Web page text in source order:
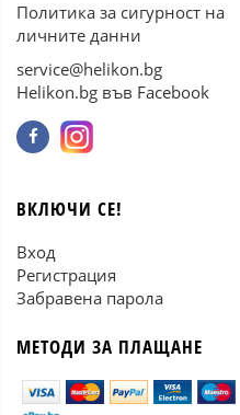
Политика за сигурност на
личните данни
service@helikon.bg
Helikon.bg във Facebook
ВКЛЮЧИ СЕ!
Вход
Регистрация
Забравена парола
МЕТОДИ ЗА ПЛАЩАНЕ